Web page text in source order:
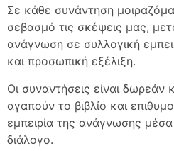
Σε κάθε συνάντηση
σεβασμό τις σκέψεις μας,
ανάγνωση σε συλλογική
και προσωπική εξέλιξη.
Οι συναντήσεις είναι δωρεάν
αγαπούν το βιβλίο και
εμπειρία της ανάγνωσης
διάλογο.